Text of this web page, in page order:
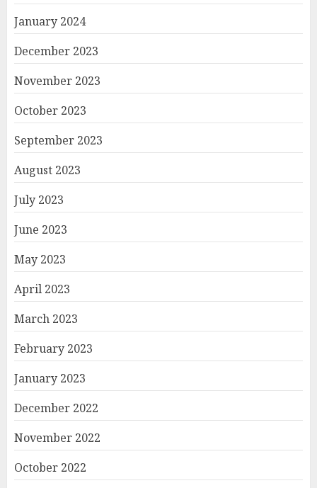
January 2024
December 2023
November 2023
October 2023
September 2023
August 2023
July 2023
June 2023
May 2023
April 2023
March 2023
February 2023
January 2023
December 2022
November 2022
October 2022